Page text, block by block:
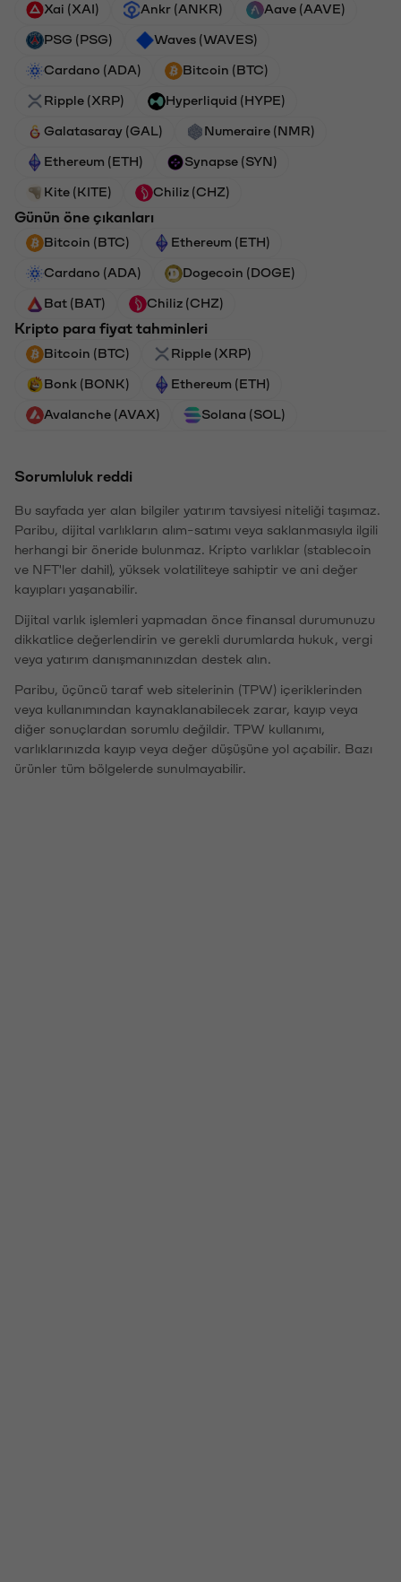
Xai (XAI) Ankr (ANKR) Aave (AAVE)
PSG (PSG) Waves (WAVES)
Cardano (ADA) Bitcoin (BTC)
Ripple (XRP) Hyperliquid (HYPE)
Galatasaray (GAL) Numeraire (NMR)
Ethereum (ETH) Synapse (SYN)
Kite (KITE) Chiliz (CHZ)
Günün öne çıkanları
Bitcoin (BTC) Ethereum (ETH)
Cardano (ADA) Dogecoin (DOGE)
Bat (BAT) Chiliz (CHZ)
Kripto para fiyat tahminleri
Bitcoin (BTC) Ripple (XRP)
Bonk (BONK) Ethereum (ETH)
Avalanche (AVAX) Solana (SOL)
Sorumluluk reddi
Bu sayfada yer alan bilgiler yatırım tavsiyesi niteliği taşımaz.
Paribu, dijital varlıkların alım-satımı veya saklanmasıyla ilgili
herhangi bir öneride bulunmaz. Kripto varlıklar (stablecoin
ve NFT'ler dahil), yüksek volatiliteye sahiptir ve ani değer
kayıpları yaşanabilir.
Dijital varlık işlemleri yapmadan önce finansal durumunuzu
dikkatlice değerlendirin ve gerekli durumlarda hukuk, vergi
veya yatırım danışmanınızdan destek alın.
Paribu, üçüncü taraf web sitelerinin (TPW) içeriklerinden
veya kullanımından kaynaklanabilecek zarar, kayıp veya
diğer sonuçlardan sorumlu değildir. TPW kullanımı,
varlıklarınızda kayıp veya değer düşüşüne yol açabilir. Bazı
ürünler tüm bölgelerde sunulmayabilir.